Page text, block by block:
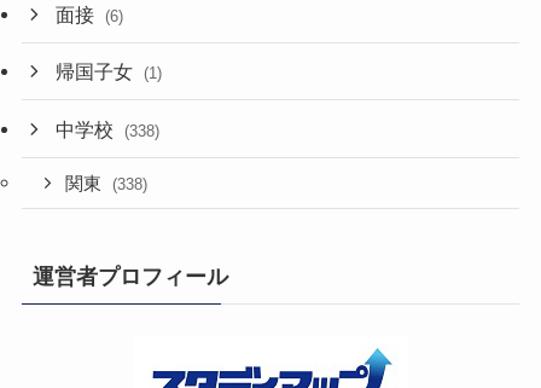
面接 (6)
帰国子女 (1)
中学校 (338)
関東 (338)
運営者プロフィール